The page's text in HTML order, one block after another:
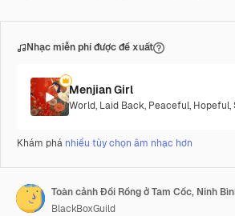
Nhạc miễn phí được đề xuất
Menjian Girl
World, Laid Back, Peaceful, Hopeful,
Khám phá nhiều tùy chọn âm nhạc hơn
BlackBoxGuild